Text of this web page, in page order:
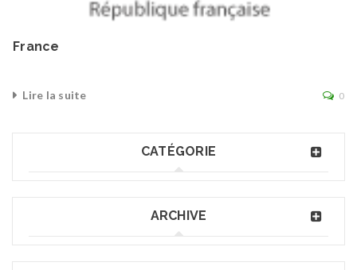
France
Lire la suite 0
CATÉGORIE
ARCHIVE